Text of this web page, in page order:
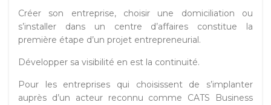
Créer son entreprise, choisir une domiciliation ou
s’installer dans un centre d’affaires constitue la
première étape d’un projet entrepreneurial.
Développer sa visibilité en est la continuité.
Pour les entreprises qui choisissent de s’implanter
auprès d’un acteur reconnu comme CATS Business